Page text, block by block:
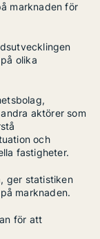
marknaden för
olika
aktörer som
och
fastigheter.
ger statistiken
marknaden.
för att